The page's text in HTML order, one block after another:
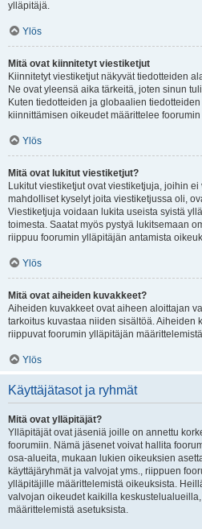
ylläpitäjä.
Ylös
Mitä ovat kiinnitetyt viestiketjut
Kiinnitetyt viestiketjut näkyvät tiedotteiden
Ne ovat yleensä aika tärkeitä, joten sinun
Kuten tiedotteiden ja globaalien
kiinnittämisen oikeudet määrittelee
Ylös
Mitä ovat lukitut viestiketjut?
Lukitut viestiketjut ovat viestiketjuja, joihin
mahdolliset kyselyt joita viestiketjussa oli,
Viestiketjuja voidaan lukita useista syistä
toimesta. Saatat myös pystyä lukitsemaan
riippuu foorumin ylläpitäjän antamista
Ylös
Mitä ovat aiheiden kuvakkeet?
Aiheiden kuvakkeet ovat aiheen aloittajan
tarkoitus kuvastaa niiden sisältöä. Aiheiden
riippuvat foorumin ylläpitäjän
Ylös
Käyttäjätasot ja ryhmät
Mitä ovat ylläpitäjät?
Ylläpitäjät ovat jäseniä joille on annettu
foorumiin. Nämä jäsenet voivat hallita
osa-alueita, mukaan lukien oikeuksien
käyttäjäryhmät ja valvojat yms., riippuen
ylläpitäjille määrittelemistä oikeuksista.
valvojan oikeudet kaikilla
määrittelemistä asetuksista.